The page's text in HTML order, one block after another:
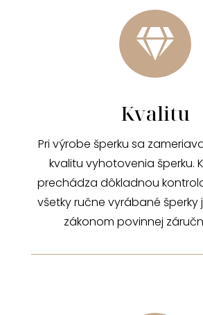

Kvalitu
Pri výrobe šperku sa
kvalitu vyhotovenia šperku.
prechádza dôkladnou
všetky ručne vyrábané šperky
zákonom povinnej